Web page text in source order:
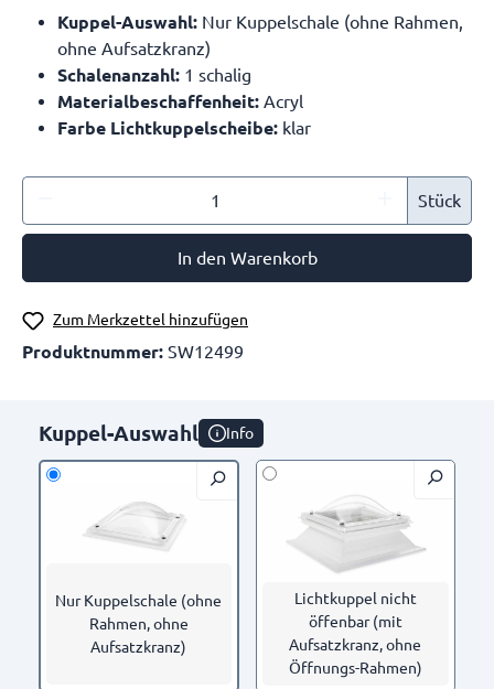
Kuppel-Auswahl: Nur Kuppelschale (ohne Rahmen,
ohne Aufsatzkranz)
Schalenanzahl: 1 schalig
Materialbeschaffenheit: Acryl
Farbe Lichtkuppelscheibe: klar
Stück
In den Warenkorb
Zum Merkzettel hinzufügen
Produktnummer: SW12499
Kuppel-Auswahl Info
Nur Kuppelschale (ohne
Rahmen, ohne
Aufsatzkranz)
Lichtkuppel nicht
öffenbar (mit
Aufsatzkranz, ohne
Öffnungs-Rahmen)